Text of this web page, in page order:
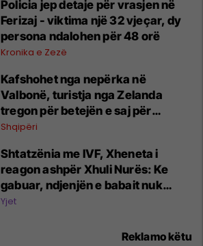
Policia jep detaje për vrasjen në
Ferizaj - viktima një 32 vjeçar, dy
persona ndalohen për 48 orë
Kronika e Zezë
Kafshohet nga nepërka në
Valbonë, turistja nga Zelanda
tregon për betejën e saj për
mbijetesë
Shqipëri
Shtatzënia me IVF, Xheneta i
reagon ashpër Xhuli Nurës: Ke
gabuar, ndjenjën e babait nuk
mund t'ia plotësosh kurrë
Yjet
Reklamo këtu